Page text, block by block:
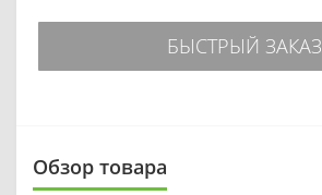
БЫСТРЫЙ ЗАКАЗ
Обзор товара